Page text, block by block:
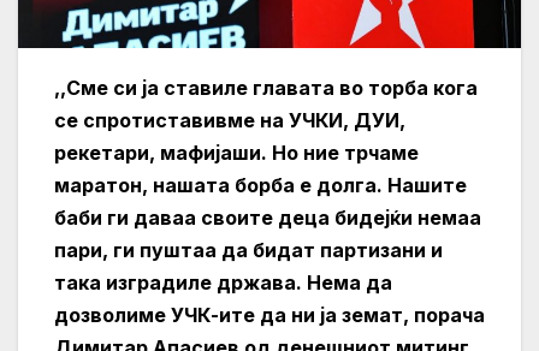
,,Сме си ја ставиле главата во торба кога
се спротиставивме на УЧКИ, ДУИ,
рекетари, мафијаши. Но ние трчаме
маратон, нашата борба е долга. Нашите
баби ги даваа своите деца бидејќи немаа
пари, ги пуштаа да бидат партизани и
така изградиле држава. Нема да
дозволиме УЧК-ите да ни ја земат, порача